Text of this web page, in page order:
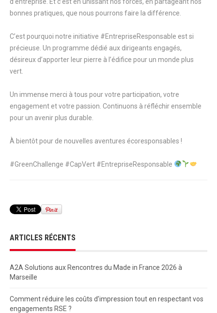
bonnes pratiques, que nous pourrons faire la différence.
C’est pourquoi notre initiative #EntrepriseResponsable est si
précieuse. Un programme dédié aux dirigeants engagés,
désireux d’apporter leur pierre à l’édifice pour un monde plus
vert.
Un immense merci à tous pour votre participation, votre
engagement et votre passion. Continuons à réfléchir ensemble
pour un avenir plus durable.
À bientôt pour de nouvelles aventures écoresponsables !
#GreenChallenge #CapVert #EntrepriseResponsable
ARTICLES RÉCENTS
A2A Solutions aux Rencontres du Made in France 2026 à
Marseille
Comment réduire les coûts d’impression tout en respectant vos
engagements RSE ?